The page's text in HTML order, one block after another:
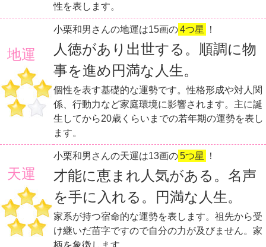
性を表します。
地運
小栗和男さんの地運は15画の4つ星 ！
人徳があり出世する。順調に物
事を進め円満な人生。
個性を表す基礎的な運勢です。性格形成や対人関
係、行動力など家庭環境に影響されます。主に誕
生してから20歳くらいまでの若年期の運勢を表し
ます。
天運
小栗和男さんの天運は13画の5つ星 ！
才能に恵まれ人気がある。名声
を手に入れる。円満な人生。
家系が持つ宿命的な運勢を表します。祖先から受
け継いだ苗字ですので自分の力が及びません。家
柄を象徴します。